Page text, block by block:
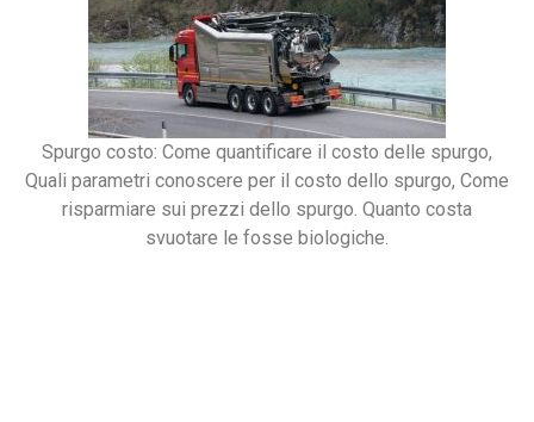
Spurgo costo: Come quantificare il costo delle spurgo,
Quali parametri conoscere per il costo dello spurgo, Come
risparmiare sui prezzi dello spurgo. Quanto costa
svuotare le fosse biologiche.